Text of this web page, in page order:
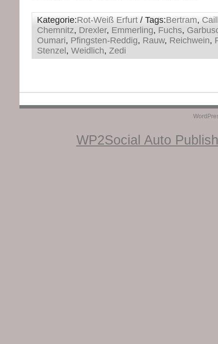
Kategorie:Rot-Weiß Erfurt / Tags:Bertram,
Chemnitz, Drexler, Emmerling, Fuchs,
Oumari, Pfingsten-Reddig, Rauw, Reichwein,
Stenzel, Weidlich, Zedi
WP2Social Auto Publish